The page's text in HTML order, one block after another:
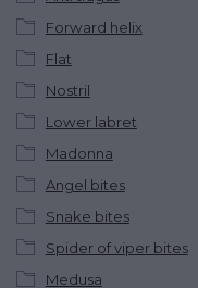
Forward helix
Flat
Nostril
Lower labret
Madonna
Angel bites
Snake bites
Spider of viper bites
Medusa